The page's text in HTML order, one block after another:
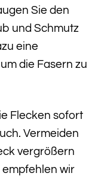
Sie den
und Schmutz
eine
die Fasern zu
Flecken sofort
Vermeiden
vergrößern
wir